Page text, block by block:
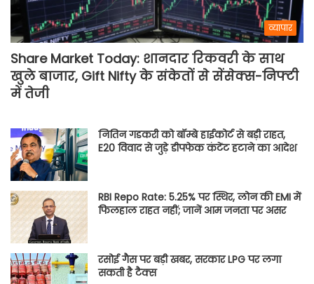
व्यापार
Share Market Today: शानदार रिकवरी के साथ
खुले बाजार, Gift Nifty के संकेतों से सेंसेक्स-निफ्टी
में तेजी
नितिन गडकरी को बॉम्बे हाईकोर्ट से बड़ी राहत,
E20 विवाद से जुड़े डीपफेक कंटेंट हटाने का आदेश
RBI Repo Rate: 5.25% पर स्थिर, लोन की EMI में
फिलहाल राहत नहीं; जानें आम जनता पर असर
रसोई गैस पर बड़ी खबर, सरकार LPG पर लगा
सकती है टैक्स